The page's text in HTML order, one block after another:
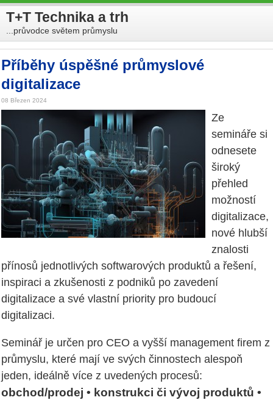
T+T Technika a trh
...průvodce světem průmyslu
Příběhy úspěšné průmyslové
digitalizace
08 Březen 2024
Ze
semináře si
odnesete
široký
přehled
možností
digitalizace,
nové hlubší
znalosti
přínosů jednotlivých softwarových produktů a řešení,
inspiraci a zkušenosti z podniků po zavedení
digitalizace a své vlastní priority pro budoucí
digitalizaci.
Seminář je určen pro CEO a vyšší management firem z
průmyslu, které mají ve svých činnostech alespoň
jeden, ideálně více z uvedených procesů:
obchod/prodej • konstrukci či vývoj produktů •